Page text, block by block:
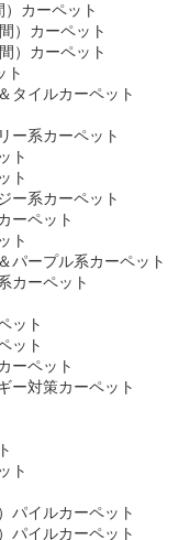
カーペット
）カーペット
）カーペット
ト
タイルカーペット
ー系カーペット
ト
ト
ー系カーペット
ーペット
ト
パープル系カーペット
カーペット
ット
ット
ーペット
ー対策カーペット
ト
パイルカーペット
パイルカーペット